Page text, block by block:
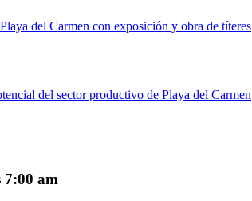
del Carmen con exposición y obra de títeres
del sector productivo de Playa del Carmen
7:00 am